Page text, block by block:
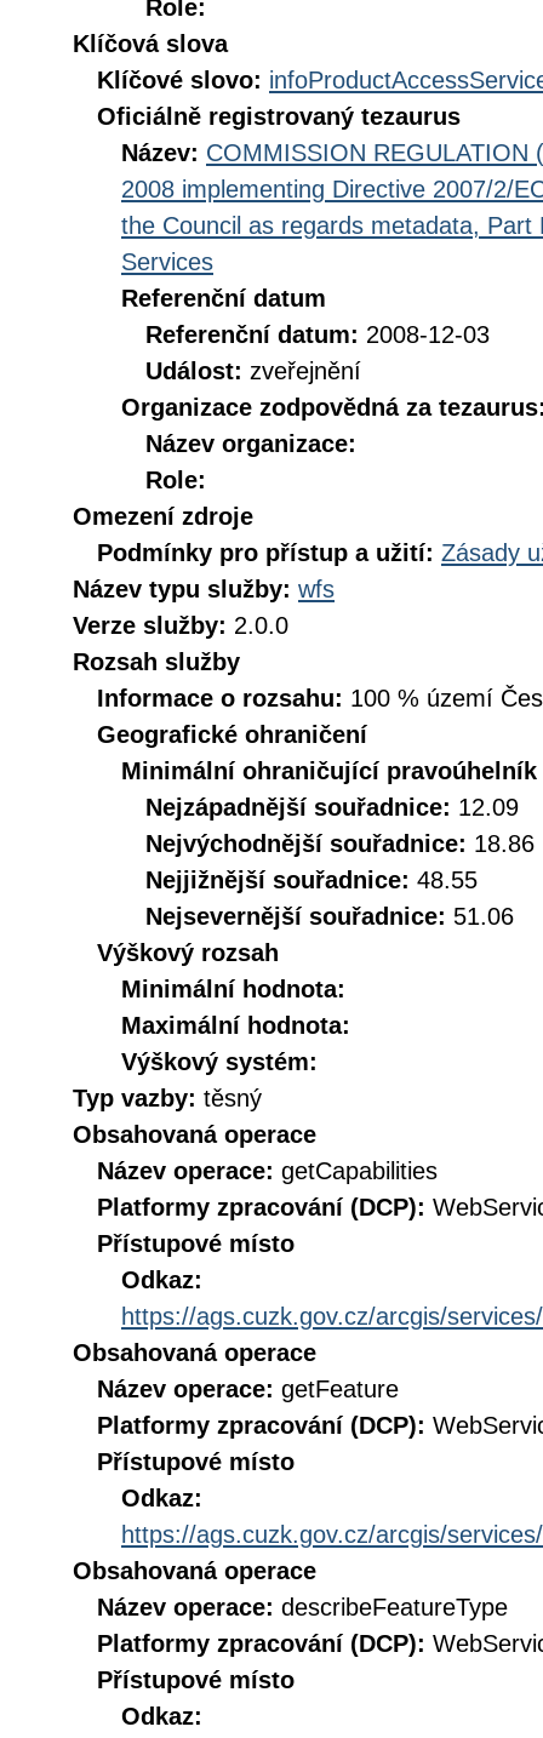
Role:
Klíčová slova
Klíčové slovo:
Oficiálně registrovaný tezaurus
Název: COMMISSION REGULATION
2008 implementing Directive 2007/2/
the Council as regards metadata,
Services
Referenční datum
Referenční datum: 2008-12-03
Událost: zveřejnění
Organizace zodpovědná za
Název organizace:
Role:
Omezení zdroje
Podmínky pro přístup a užití: Zásady
Název typu služby: wfs
Verze služby: 2.0.0
Rozsah služby
Informace o rozsahu: 100 % území
Geografické ohraničení
Minimální ohraničující pravoúhelník
Nejzápadnější souřadnice: 12.09
Nejvýchodnější souřadnice: 18.86
Nejjižnější souřadnice: 48.55
Nejsevernější souřadnice: 51.06
Výškový rozsah
Minimální hodnota:
Maximální hodnota:
Výškový systém:
Typ vazby: těsný
Obsahovaná operace
Název operace: getCapabilities
Platformy zpracování (DCP):
Přístupové místo
Odkaz:
https://ags.cuzk.gov.cz/arcgis/
Obsahovaná operace
Název operace: getFeature
Platformy zpracování (DCP):
Přístupové místo
Odkaz:
https://ags.cuzk.gov.cz/arcgis/
Obsahovaná operace
Název operace: describeFeatureType
Platformy zpracování (DCP):
Přístupové místo
Odkaz: